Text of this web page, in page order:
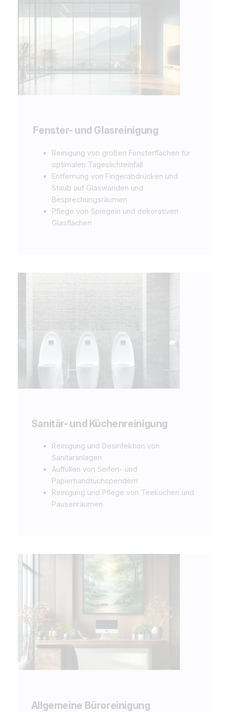
Fenster- und Glasreinigung
Reinigung von großen Fensterflächen für
optimalen Tageslichteinfall
Entfernung von Fingerabdrücken und
Staub auf Glaswänden und
Besprechungsräumen
Pflege von Spiegeln und dekorativen
Glasflächen
Sanitär- und Küchenreinigung
Reinigung und Desinfektion von
Sanitäranlagen
Auffüllen von Seifen- und
Papierhandtuchspendern
Reinigung und Pflege von Teeküchen und
Pausenräumen
Allgemeine Büroreinigung